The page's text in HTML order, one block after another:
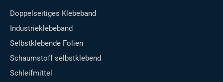
Doppelseitiges Klebeband
Industrieklebeband
Selbstklebende Folien
Schaumstoff selbstklebend
Schleifmittel